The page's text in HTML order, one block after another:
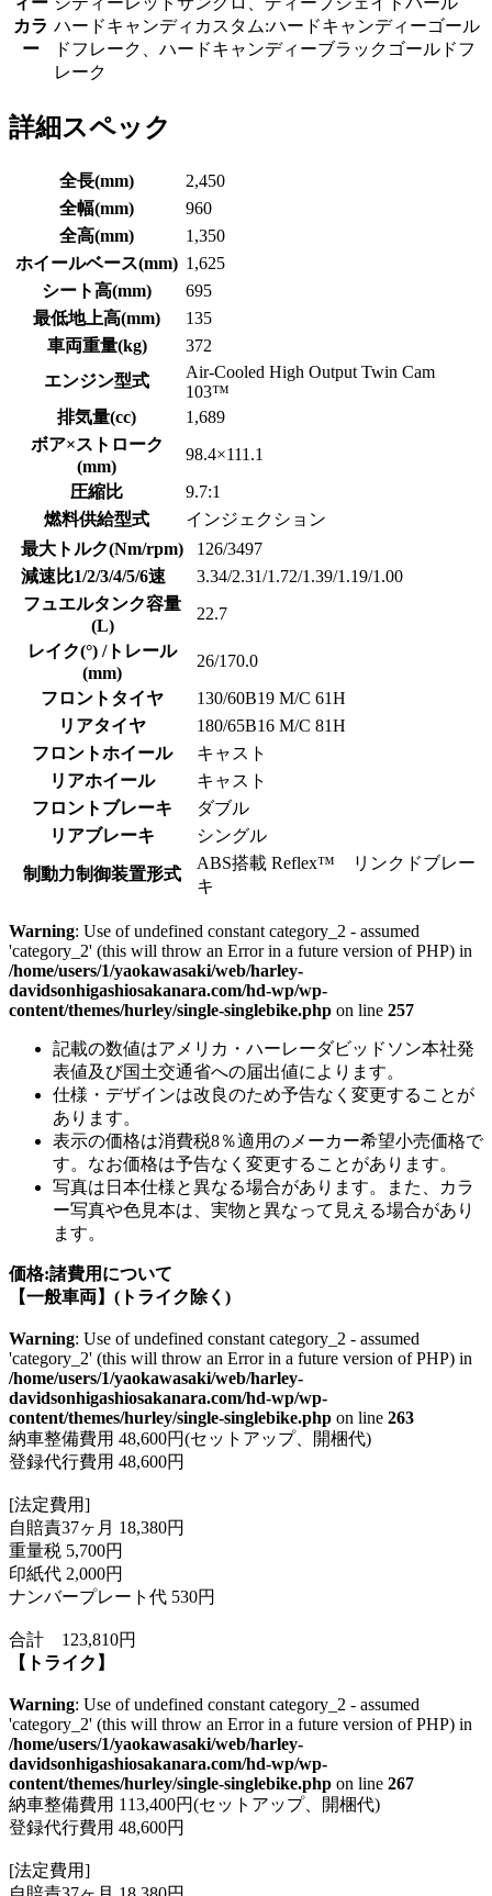
カラ
ー
ハードキャンディカスタム:ハードキャンディーゴール
ドフレーク、ハードキャンディーブラックゴールドフ
レーク
詳細スペック
全長(mm)
2,450
全幅(mm)
960
全高(mm)
1,350
ホイールベース(mm) 1,625
シート高(mm)
695
最低地上高(mm)
135
車両重量(kg)
372
エンジン型式
Air-Cooled High Output Twin Cam
103™
排気量(cc)
1,689
ボア×ストローク
(mm)
98.4×111.1
圧縮比
9.7:1
燃料供給型式
インジェクション
最大トルク(Nm/rpm)
126/3497
減速比1/2/3/4/5/6速
3.34/2.31/1.72/1.39/1.19/1.00
フュエルタンク容量
(L)
22.7
レイク(°) /トレール
(mm)
26/170.0
フロントタイヤ
130/60B19 M/C 61H
リアタイヤ
180/65B16 M/C 81H
フロントホイール
キャスト
リアホイール
キャスト
フロントブレーキ
ダブル
リアブレーキ
シングル
制動力制御装置形式
ABS搭載 Reflex™ リンクドブレー
キ
Warning: Use of undefined constant category_2 - assumed
'category_2' (this will throw an Error in a future version of PHP) in
/home/users/1/yaokawasaki/web/harley-
davidsonhigashiosakanara.com/hd-wp/wp-
content/themes/hurley/single-singlebike.php on line 257
記載の数値はアメリカ・ハーレーダビッドソン本社発
表値及び国土交通省への届出値によります。
仕様・デザインは改良のため予告なく変更することが
あります。
表示の価格は消費税8％適用のメーカー希望小売価格で
す。なお価格は予告なく変更することがあります。
写真は日本仕様と異なる場合があります。また、カラ
ー写真や色見本は、実物と異なって見える場合があり
ます。
価格:諸費用について
【一般車両】(トライク除く)
Warning: Use of undefined constant category_2 - assumed
'category_2' (this will throw an Error in a future version of PHP) in
/home/users/1/yaokawasaki/web/harley-
davidsonhigashiosakanara.com/hd-wp/wp-
content/themes/hurley/single-singlebike.php on line 263
納車整備費用 48,600円(セットアップ、開梱代)
登録代行費用 48,600円
[法定費用]
自賠責37ヶ月 18,380円
重量税 5,700円
印紙代 2,000円
ナンバープレート代 530円
合計 123,810円
【トライク】
Warning: Use of undefined constant category_2 - assumed
'category_2' (this will throw an Error in a future version of PHP) in
/home/users/1/yaokawasaki/web/harley-
davidsonhigashiosakanara.com/hd-wp/wp-
content/themes/hurley/single-singlebike.php on line 267
納車整備費用 113,400円(セットアップ、開梱代)
登録代行費用 48,600円
[法定費用]